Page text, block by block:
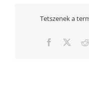
Tetszenek a
Facebook
Twitter